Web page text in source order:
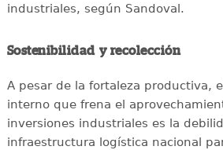
industriales, según Sandoval.
Sostenibilidad y recolección
A pesar de la fortaleza productiva,
interno que frena el
inversiones industriales es la
infraestructura logística nacional